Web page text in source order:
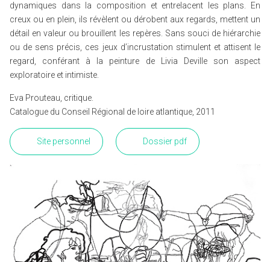
dynamiques dans la composition et entrelacent les plans. En
creux ou en plein, ils révèlent ou dérobent aux regards, mettent un
détail en valeur ou brouillent les repères. Sans souci de hiérarchie
ou de sens précis, ces jeux d’incrustation stimulent et attisent le
regard, conférant à la peinture de Livia Deville son aspect
exploratoire et intimiste.
Eva Prouteau, critique.
Catalogue du Conseil Régional de loire atlantique, 2011
Site personnel Dossier pdf